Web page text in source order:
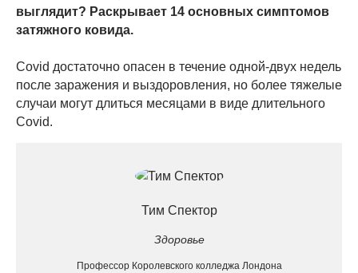
выглядит? Раскрывает 14 основных симптомов
затяжного ковида.
Covid достаточно опасен в течение одной-двух недель
после заражения и выздоровления, но более тяжелые
случаи могут длиться месяцами в виде длительного
Covid.
Тим Спектор
Здоровье
Профессор Королевского колледжа Лондона